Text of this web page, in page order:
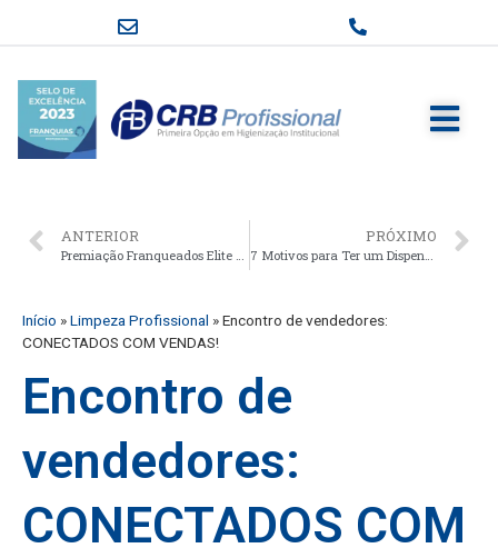
ANTERIOR PRÓXIMO
Início »Limpeza Profissional »Encontro de vendedores:
CONECTADOS COM VENDAS!
Encontro de
vendedores:
CONECTADOS COM